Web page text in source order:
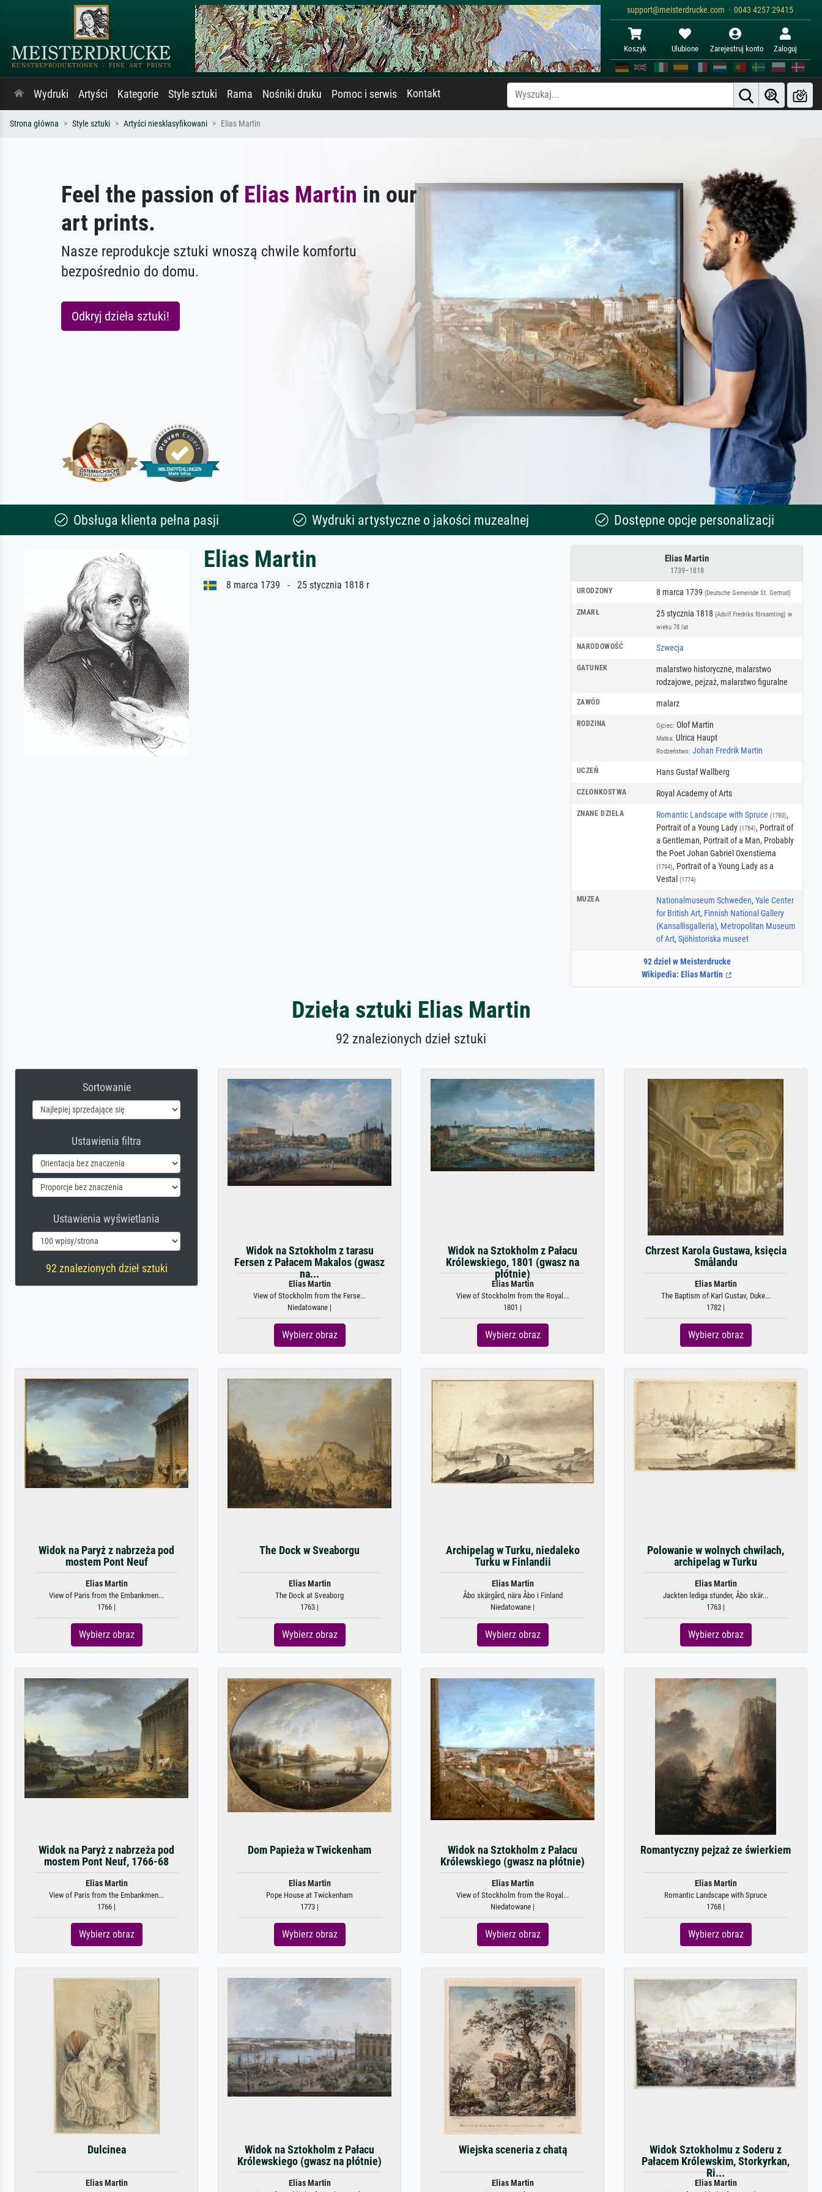
support@meisterdrucke.com · 0043 4257 29415
Koszyk Ulubione Zarejestruj konto Zaloguj
Wydruki Artyści Kategorie Style sztuki Rama Nośniki druku Pomoc i serwis Kontakt
Strona główna Style sztuki Artyści niesklasyfikowani Elias Martin
Feel the passion of Elias Martin in our
art prints.
Nasze reprodukcje sztuki wnoszą chwile komfortu
bezpośrednio do domu.
Odkryj dzieła sztuki!
Obsługa klienta pełna pasji Wydruki artystyczne o jakości muzealnej Dostępne opcje personalizacji
Elias Martin
1739–1818
URODZONY 8 marca 1739 (Deutsche Gemeinde St. Gertrud)
ZMARŁ 25 stycznia 1818 (Adolf Fredriks församling) w
wieku 78 lat
NARODOWOŚĆ Szwecja
GATUNEK malarstwo historyczne, malarstwo
rodzajowe, pejzaż, malarstwo figuralne
ZAWÓD malarz
RODZINA Ojciec: Olof Martin
Matka: Ulrica Haupt
Rodzeństwo: Johan Fredrik Martin
UCZEŃ Hans Gustaf Wallberg
CZŁONKOSTWA Royal Academy of Arts
ZNANE DZIEŁA Romantic Landscape with Spruce (1780),
Portrait of a Young Lady (1784), Portrait of
a Gentleman, Portrait of a Man, Probably
the Poet Johan Gabriel Oxenstierna
(1794), Portrait of a Young Lady as a
Vestal (1774)
MUZEA Nationalmuseum Schweden, Yale Center
for British Art, Finnish National Gallery
(Kansallisgalleria), Metropolitan Museum
of Art, Sjöhistoriska museet
92 dzieł w Meisterdrucke
Wikipedia: Elias Martin
Elias Martin
8 marca 1739 - 25 stycznia 1818 r
Dzieła sztuki Elias Martin
92 znalezionych dzieł sztuki
Sortowanie
Ustawienia filtra
Ustawienia wyświetlania
92 znalezionych dzieł sztuki
Widok na Sztokholm z tarasu
Fersen z Pałacem Makalos (gwasz
na...
Elias Martin
View of Stockholm from the Ferse...
Niedatowane |
Wybierz obraz
Widok na Sztokholm z Pałacu
Królewskiego, 1801 (gwasz na
płótnie)
Elias Martin
View of Stockholm from the Royal...
1801 |
Wybierz obraz
Chrzest Karola Gustawa, księcia
Smålandu
Elias Martin
The Baptism of Karl Gustav, Duke...
1782 |
Wybierz obraz
Widok na Paryż z nabrzeża pod
mostem Pont Neuf
Elias Martin
View of Paris from the Embankmen...
1766 |
Wybierz obraz
The Dock w Sveaborgu
Elias Martin
The Dock at Sveaborg
1763 |
Wybierz obraz
Archipelag w Turku, niedaleko
Turku w Finlandii
Elias Martin
Åbo skärgård, nära Åbo i Finland
Niedatowane |
Wybierz obraz
Polowanie w wolnych chwilach,
archipelag w Turku
Elias Martin
Jackten lediga stunder, Åbo skär...
1763 |
Wybierz obraz
Widok na Paryż z nabrzeża pod
mostem Pont Neuf, 1766-68
Elias Martin
View of Paris from the Embankmen...
1766 |
Wybierz obraz
Dom Papieża w Twickenham
Elias Martin
Pope House at Twickenham
1773 |
Wybierz obraz
Widok na Sztokholm z Pałacu
Królewskiego (gwasz na płótnie)
Elias Martin
View of Stockholm from the Royal...
Niedatowane |
Wybierz obraz
Romantyczny pejzaż ze świerkiem
Elias Martin
Romantic Landscape with Spruce
1768 |
Wybierz obraz
Dulcinea
Elias Martin
Widok na Sztokholm z Pałacu
Królewskiego (gwasz na płótnie)
Elias Martin
Wiejska sceneria z chatą
Elias Martin
Widok Sztokholmu z Soderu z
Pałacem Królewskim, Storkyrkan,
Ri...
Elias Martin